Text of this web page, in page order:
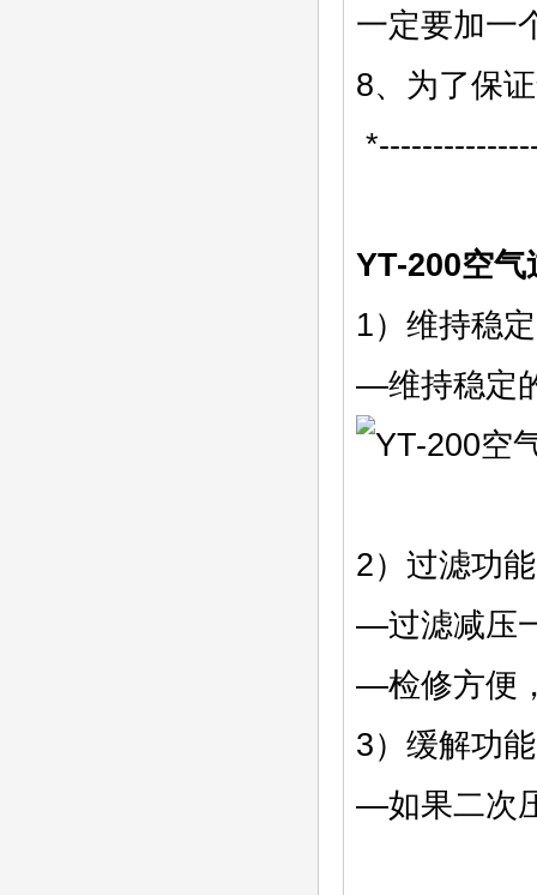
一定要加一
8、为了保
YT-200空
1）维持稳
—维持稳定
2）过滤功能
—过滤减压
—检修方便
3）缓解功能
—如果二次